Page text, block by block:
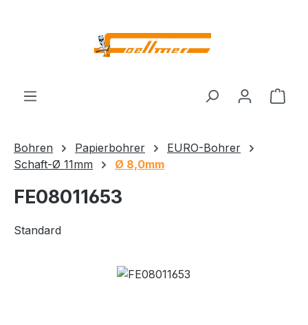
Bohren Papierbohrer
EURO-Bohrer
Schaft-Ø 11mm
Ø 8,0mm
FE08011653
Standard
Bildergalerie überspringen